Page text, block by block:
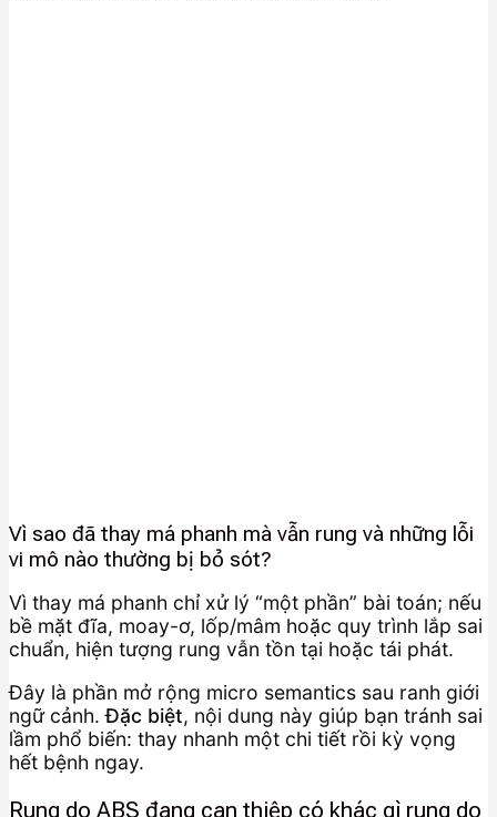
Vì sao đã thay má phanh mà vẫn rung và những lỗi
vi mô nào thường bị bỏ sót?
Vì thay má phanh chỉ xử lý “một phần” bài toán; nếu
bề mặt đĩa, moay-ơ, lốp/mâm hoặc quy trình lắp sai
chuẩn, hiện tượng rung vẫn tồn tại hoặc tái phát.
Đây là phần mở rộng micro semantics sau ranh giới
ngữ cảnh.Đặc biệt, nội dung này giúp bạn tránh sai
lầm phổ biến: thay nhanh một chi tiết rồi kỳ vọng
hết bệnh ngay.
Rung do ABS đang can thiệp có khác gì rung do